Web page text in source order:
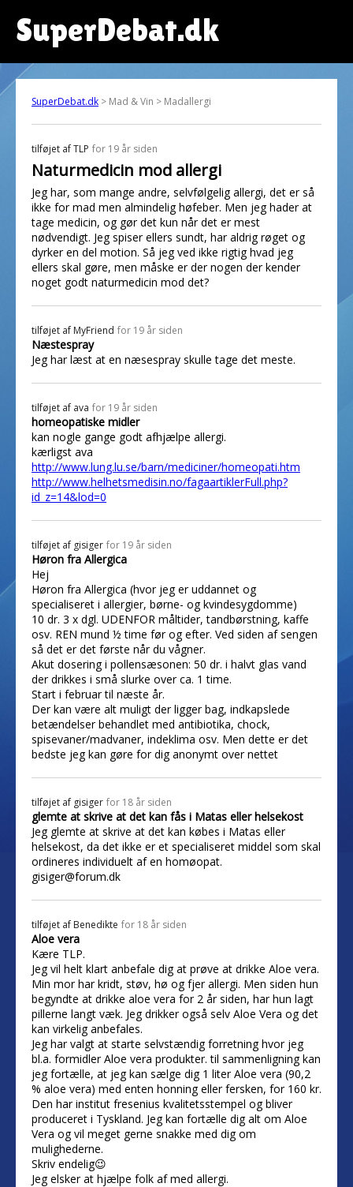
SuperDebat.dk
SuperDebat.dk > Mad & Vin > Madallergi
tilføjet afTLP for 19 år siden
Naturmedicin mod allergi
Jeg har, som mange andre, selvfølgelig allergi, det er så
ikke for mad men almindelig høfeber. Men jeg hader at
tage medicin, og gør det kun når det er mest
nødvendigt. Jeg spiser ellers sundt, har aldrig røget og
dyrker en del motion. Så jeg ved ikke rigtig hvad jeg
ellers skal gøre, men måske er der nogen der kender
noget godt naturmedicin mod det?
tilføjet af MyFriend for 19 år siden
Næstespray
Jeg har læst at en næsespray skulle tage det meste.
tilføjet af ava for 19 år siden
homeopatiske midler
kan nogle gange godt afhjælpe allergi.
kærligst ava
http://www.lung.lu.se/barn/mediciner/homeopati.htm
http://www.helhetsmedisin.no/fagaartiklerFull.php?
id_z=14&lod=0
tilføjet af gisiger for 19 år siden
Høron fra Allergica
Hej
Høron fra Allergica (hvor jeg er uddannet og
specialiseret i allergier, børne- og kvindesygdomme)
10 dr. 3 x dgl. UDENFOR måltider, tandbørstning, kaffe
osv. REN mund ½ time før og efter. Ved siden af sengen
så det er det første når du vågner.
Akut dosering i pollensæsonen: 50 dr. i halvt glas vand
der drikkes i små slurke over ca. 1 time.
Start i februar til næste år.
Der kan være alt muligt der ligger bag, indkapslede
betændelser behandlet med antibiotika, chock,
spisevaner/madvaner, indeklima osv. Men dette er det
bedste jeg kan gøre for dig anonymt over nettet
tilføjet af gisiger for 18 år siden
glemte at skrive at det kan fås i Matas eller helsekost
Jeg glemte at skrive at det kan købes i Matas eller
helsekost, da det ikke er et specialiseret middel som skal
ordineres individuelt af en homøopat.
gisiger@forum.dk
tilføjet af Benedikte for 18 år siden
Aloe vera
Kære TLP.
Jeg vil helt klart anbefale dig at prøve at drikke Aloe vera.
Min mor har kridt, støv, hø og fjer allergi. Men siden hun
begyndte at drikke aloe vera for 2 år siden, har hun lagt
pillerne langt væk. Jeg drikker også selv Aloe Vera og det
kan virkelig anbefales.
Jeg har valgt at starte selvstændig forretning hvor jeg
bl.a. formidler Aloe vera produkter. til sammenligning kan
jeg fortælle, at jeg kan sælge dig 1 liter Aloe vera (90,2
% aloe vera) med enten honning eller fersken, for 160 kr.
Den har institut fresenius kvalitetsstempel og bliver
produceret i Tyskland. Jeg kan fortælle dig alt om Aloe
Vera og vil meget gerne snakke med dig om
mulighederne.
Skriv endelig😉
Jeg elsker at hjælpe folk af med allergi.